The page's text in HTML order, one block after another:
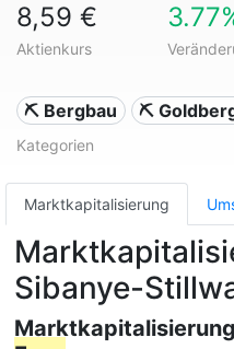
8,59 €
Aktienkurs
⛏️ Bergbau ⛏️
Kategorien
Marktkapitalisierung
Sibanye-